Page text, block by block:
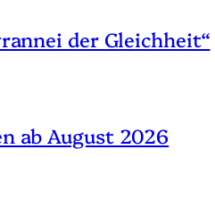
der Gleichheit“
ab August 2026